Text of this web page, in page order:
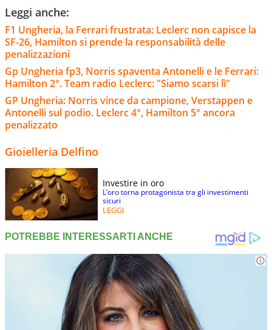
Leggi anche:
F1 Ungheria, la Ferrari frustrata: Leclerc non capisce la
SF-26, Hamilton si prende la responsabilità delle
penalizzazioni
Gp Ungheria fp3, Norris spaventa Antonelli e le Ferrari:
Hamilton 2°. Team radio Leclerc: "Siamo scarsi lì"
GP Ungheria: Norris vince da campione, Verstappen e
Antonelli sul podio. Leclerc 4°, Hamilton 5° ancora
penalizzato
Gioielleria Delfino
Investire in oro
L’oro torna protagonista tra gli investimenti
sicuri
LEGGI